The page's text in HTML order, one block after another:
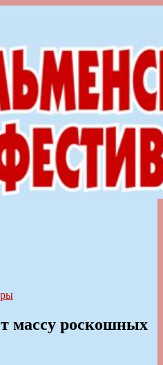
песни
массу роскошных